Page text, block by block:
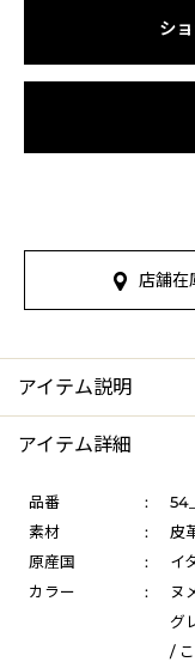
シ
店舗在
アイテム説明
アイテム詳細
品番 :
素材
:
皮
原産国
:
イ
カラー
:
ヌ
グ
/